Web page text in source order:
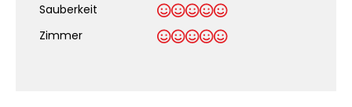
Sauberkeit
Zimmer